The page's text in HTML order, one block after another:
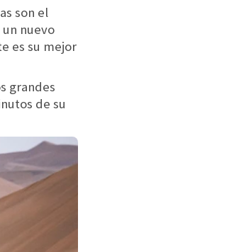
son el
nuevo
es su mejor
grandes
de su